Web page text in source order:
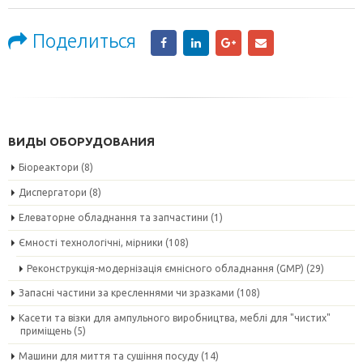
Поделиться
ВИДЫ ОБОРУДОВАНИЯ
Біореактори (8)
Диспергатори (8)
Елеваторне обладнання та запчастини (1)
Ємності технологічні, мірники (108)
Реконструкція-модернізація ємнісного обладнання (GMP) (29)
Запасні частини за кресленнями чи зразками (108)
Касети та візки для ампульного виробництва, меблі для "чистих"
приміщень (5)
Машини для миття та сушіння посуду (14)